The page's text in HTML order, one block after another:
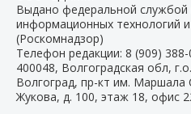
Выдано федеральной службой
информационных технологий
(Роскомнадзор)
Телефон редакции: 8 (909) 388-
400048, Волгоградская обл,
Волгоград, пр-кт им. Маршала
Жукова, д. 100, этаж 18, офис